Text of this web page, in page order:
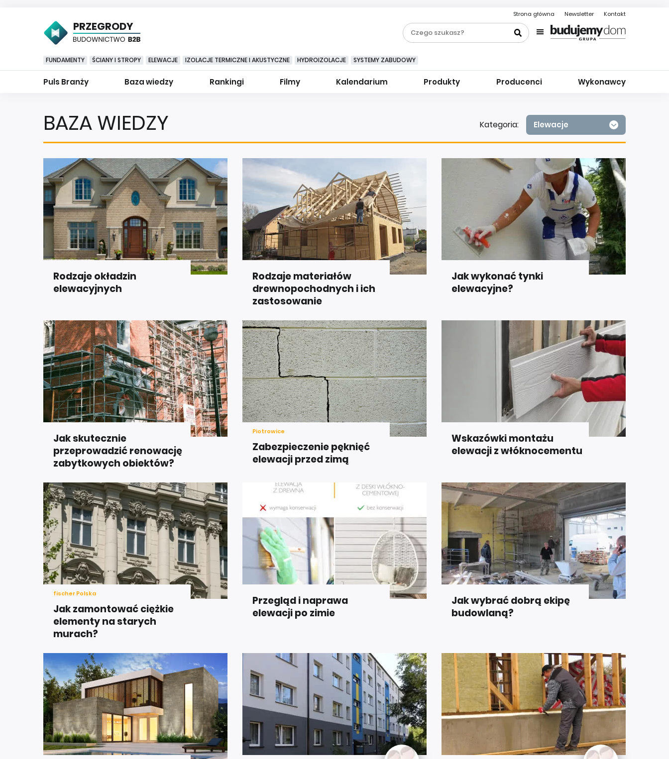
Strona główna Newsletter Kontakt
PRZEGRODY
FUNDAMENTY ŚCIANY I STROPY ELEWACJE IZOLACJE TERMICZNE I AKUSTYCZNE HYDROIZOLACJE SYSTEMY ZABUDOWY
Puls Branży Baza wiedzy Rankingi Filmy Kalendarium Produkty Producenci Wykonawcy
BAZA WIEDZY Kategoria: Elewacje
Rodzaje okładzin
elewacyjnych
Rodzaje materiałów
drewnopochodnych i ich
zastosowanie
Jak wykonać tynki
elewacyjne?
Jak skutecznie
przeprowadzić renowację
zabytkowych obiektów?
Piotrowice
Zabezpieczenie pęknięć
elewacji przed zimą
Wskazówki montażu
elewacji z włóknocementu
fischer Polska
Jak zamontować ciężkie
elementy na starych
murach?
Przegląd i naprawa
elewacji po zimie
Jak wybrać dobrą ekipę
budowlaną?